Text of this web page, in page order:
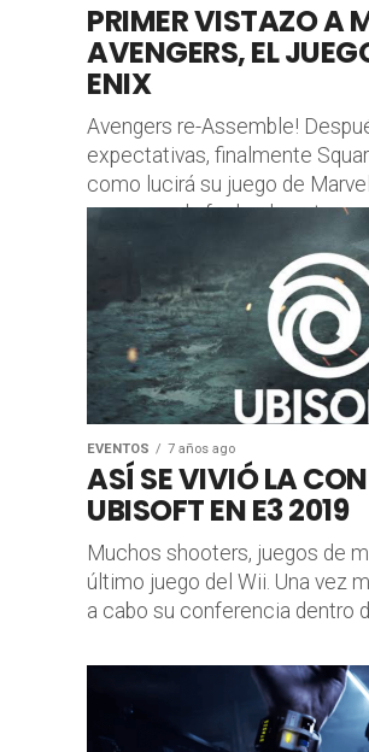
PRIMER VISTAZO A
AVENGERS, EL
ENIX
Avengers re-Assemble!
expectativas, finalmente
como lucirá su juego de
paso, nos da fecha de
EVENTOS 7 años ago
ASÍ SE VIVIÓ LA
UBISOFT EN E3 2019
Muchos shooters, juegos de
último juego del Wii. Una vez
a cabo su conferencia dentro